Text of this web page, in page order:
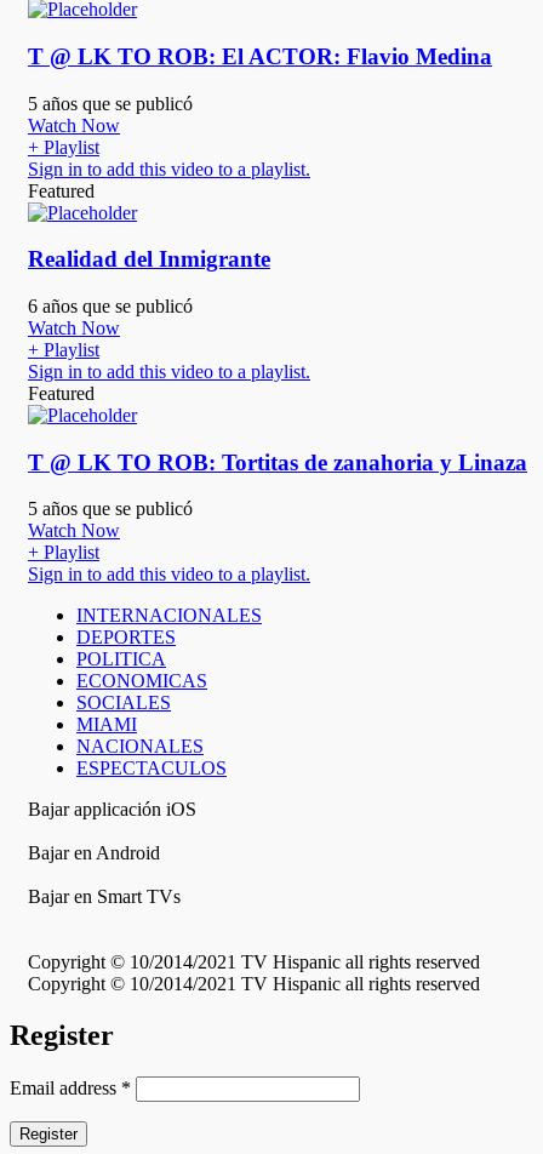
T @ LK TO ROB: El ACTOR: Flavio Medina
5 años que se publicó
Watch Now
+ Playlist
Sign in to add this video to a playlist.
Featured
Realidad del Inmigrante
6 años que se publicó
Watch Now
+ Playlist
Sign in to add this video to a playlist.
Featured
T @ LK TO ROB: Tortitas de zanahoria y Linaza
5 años que se publicó
Watch Now
+ Playlist
Sign in to add this video to a playlist.
INTERNACIONALES
DEPORTES
POLITICA
ECONOMICAS
SOCIALES
MIAMI
NACIONALES
ESPECTACULOS
Bajar applicación iOS
Bajar en Android
Bajar en Smart TVs
Copyright © 10/2014/2021 TV Hispanic all rights reserved
Copyright © 10/2014/2021 TV Hispanic all rights reserved
Register
Email address *
Register